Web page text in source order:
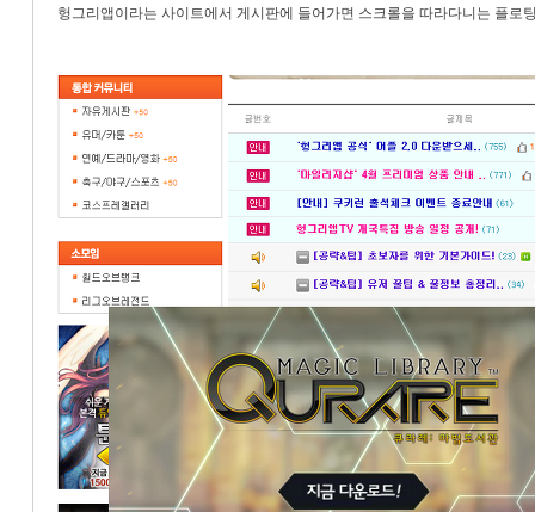
헝그리앱이라는 사이트에서 게시판에 들어가면 스크롤을 따라다니는 플로
«